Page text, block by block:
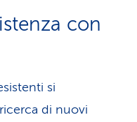
con
si
di nuovi